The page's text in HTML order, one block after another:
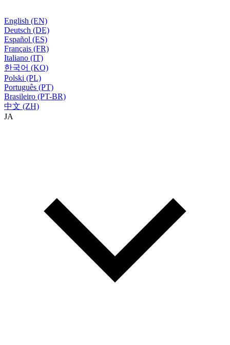
English (EN)
Deutsch (DE)
Español (ES)
Français (FR)
Italiano (IT)
한국어 (KO)
Polski (PL)
Português (PT)
Brasileiro (PT-BR)
中文 (ZH)
JA